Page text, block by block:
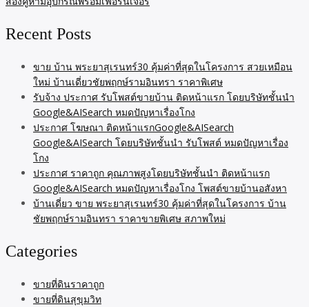
Recent Posts
ขาย บ้าน พระยาสุเรนทร์30 คุ้มค่าที่สุดในโครงการ สวยเหมือน
ใหม่ บ้านเดี่ยวชัยพฤกษ์รามอินทรา ราคาพิเศษ
รับจ้าง ประกาศ รับโพสต์ขายบ้าน ติดหน้าแรก โดยบริษัทชั้นนำ
Google&AISearch หมดปัญหาเรื่องโกง
ประกาศ โฆษณา ติดหน้าแรกGoogle&AISearch
Google&AISearch โดยบริษัทชั้นนำ รับโพสต์ หมดปัญหาเรื่อง
โกง
ประกาศ ราคาถูก คุณภาพสูงโดยบริษัทชั้นนำ ติดหน้าแรก
Google&AISearch หมดปัญหาเรื่องโกง โพสต์ขายบ้านอสังหา
บ้านเดี่ยว ขาย พระยาสุเรนทร์30 คุ้มค่าที่สุดในโครงการ บ้าน
ชัยพฤกษ์รามอินทรา ราคาขายพิเศษ สภาพใหม่
Categories
ขายที่ดินราคาถูก
ขายที่ดินสุขุมวิท